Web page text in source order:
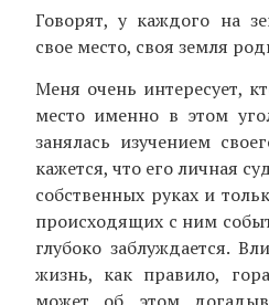
Говорят, у каждого на
свое место, своя земля
Меня очень интересует,
место именно в этом
занялась изучением
кажется, что его личная
собственных руках и
происходящих с ним
глубоко заблуждается.
жизнь, как правило,